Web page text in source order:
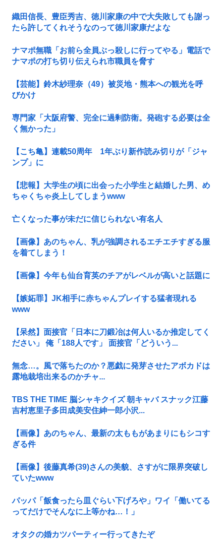
織田信長、豊臣秀吉、徳川家康の中で大失敗しても謝っ
たら許してくれそうなのって徳川家康だよな
ナマポ無職「お前ら全員ぶっ殺しに行ってやる」電話で
ナマポの打ち切り伝えられ市職員を脅す
【芸能】鈴木紗理奈（49）被災地・熊本への観光を呼
びかけ
専門家「大阪府警、完全に過剰防衛。発砲する必要は全
く無かった」
【こち亀】連載50周年 1年ぶり新作読み切りが「ジャ
ンプ」に
【悲報】大学生の頃に出会った小学生と結婚した男、め
ちゃくちゃ炎上してしまうwww
亡くなった事が未だに信じられない有名人
【画像】あのちゃん、乳が強調されるエチエチすぎる服
を着てしまう！
【画像】今年も仙台育英のチアがレベルが高いと話題に
【嫉妬罪】JK相手に赤ちゃんプレイする猛者現れる
www
【呆然】面接官「日本に刀鍛冶は何人いるか推定してく
ださい」 俺「188人です」 面接官「どういう...
無念…。風で落ちたのか？悪戯に発芽させたアボカドは
露地栽培出来るのかチャ...
TBS THE TIME 脳シャキクイズ 朝キャバ スナック江藤
吉村恵里子多田成美安住紳一郎小沢...
【画像】あのちゃん、最新の太ももがあまりにもシコす
ぎる件
【画像】後藤真希(39)さんの美貌、さすがに限界突破し
ていたwww
パッパ「飯食ったら皿ぐらい下げろや」ワイ「働いてる
ってだけでそんなに上等かね…！」
オタクの婚カツパーティー行ってきたぞ